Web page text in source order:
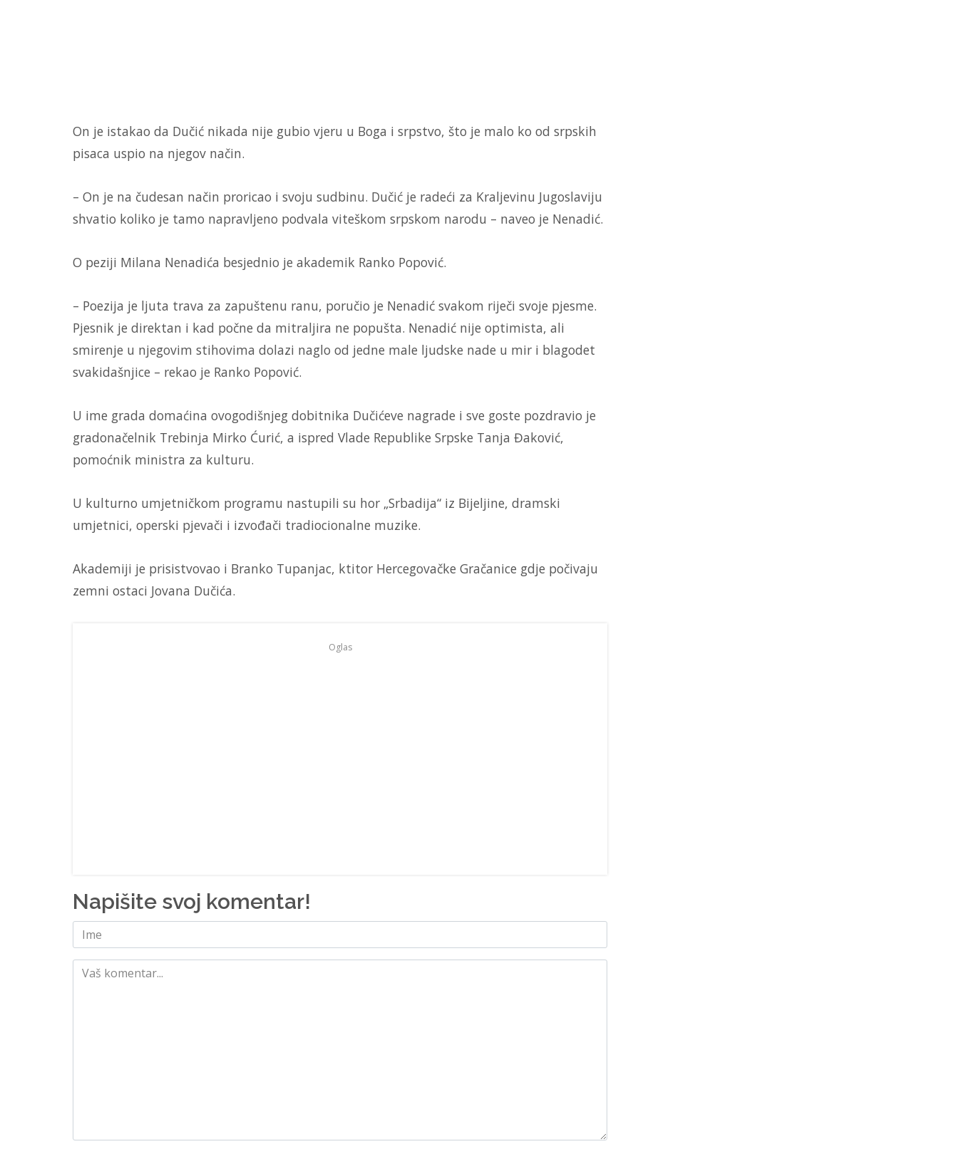
On je istakao da Dučić nikada nije gubio vjeru u Boga i srpstvo, što je malo ko od srpskih
pisaca uspio na njegov način.
– On je na čudesan način proricao i svoju sudbinu. Dučić je radeći za Kraljevinu Jugoslaviju
shvatio koliko je tamo napravljeno podvala viteškom srpskom narodu – naveo je Nenadić.
O peziji Milana Nenadića besjednio je akademik Ranko Popović.
– Poezija je ljuta trava za zapuštenu ranu, poručio je Nenadić svakom riječi svoje pjesme.
Pjesnik je direktan i kad počne da mitraljira ne popušta. Nenadić nije optimista, ali
smirenje u njegovim stihovima dolazi naglo od jedne male ljudske nade u mir i blagodet
svakidašnjice – rekao je Ranko Popović.
U ime grada domaćina ovogodišnjeg dobitnika Dučićeve nagrade i sve goste pozdravio je
gradonačelnik Trebinja Mirko Ćurić, a ispred Vlade Republike Srpske Tanja Đaković,
pomoćnik ministra za kulturu.
U kulturno umjetničkom programu nastupili su hor „Srbadija“ iz Bijeljine, dramski
umjetnici, operski pjevači i izvođači tradiocionalne muzike.
Akademiji je prisistvovao i Branko Tupanjac, ktitor Hercegovačke Gračanice gdje počivaju
zemni ostaci Jovana Dučića.
Oglas
Napišite svoj komentar!